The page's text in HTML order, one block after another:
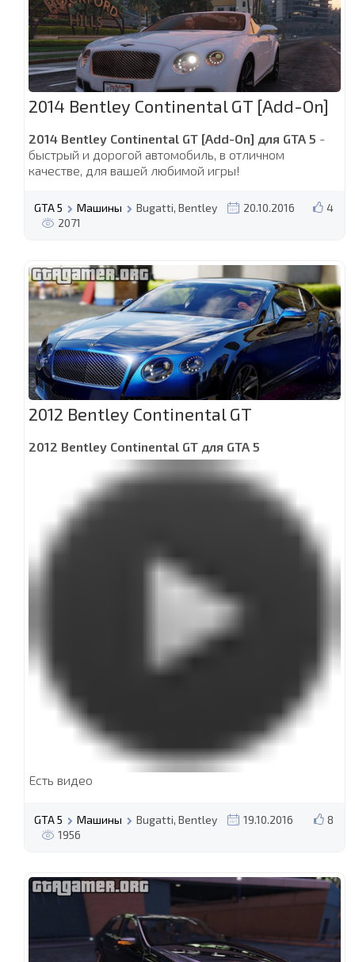
2014 Bentley Continental GT [Add-On]
2014 Bentley Continental GT [Add-On] для GTA 5 -
быстрый и дорогой автомобиль, в отличном
качестве, для вашей любимой игры!
4
GTA 5 Машины Bugatti, Bentley
20.10.2016
2071
2012 Bentley Continental GT
2012 Bentley Continental GT для GTA 5
Есть видео
8
GTA 5 Машины Bugatti, Bentley
19.10.2016
1956